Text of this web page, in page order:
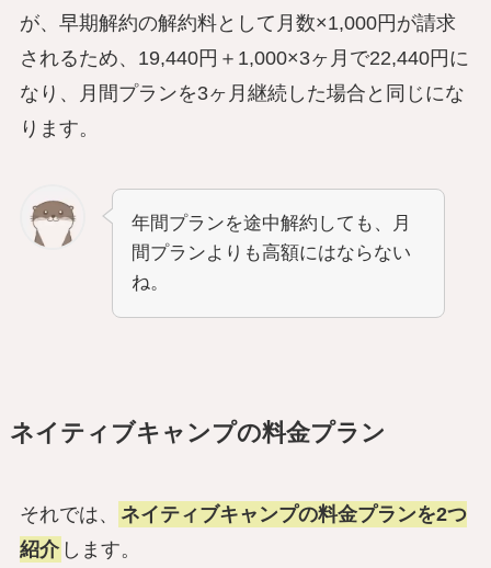
が、早期解約の解約料として月数×1,000円が請求
されるため、19,440円＋1,000×3ヶ月で22,440円に
なり、月間プランを3ヶ月継続した場合と同じにな
ります。
年間プランを途中解約しても、月
間プランよりも高額にはならない
ね。
ネイティブキャンプの料金プラン
それでは、
ネイティブキャンプの料金プランを2つ
紹介 します。